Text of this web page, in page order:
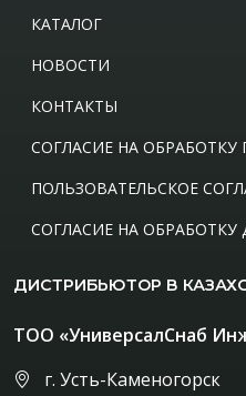
КАТАЛОГ
НОВОСТИ
КОНТАКТЫ
СОГЛАСИЕ НА
ПОЛЬЗОВАТЕЛЬСКОЕ
СОГЛАСИЕ НА ОБРАБОТКУ
ДИСТРИБЬЮТОР В
ТОО «УниверсалСнаб
г. Усть-Каменогорск